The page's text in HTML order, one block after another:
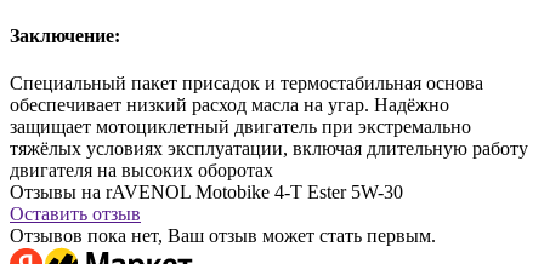
Заключение:
Специальный пакет присадок и термостабильная основа
обеспечивает низкий расход масла на угар. Надёжно
защищает мотоциклетный двигатель при экстремально
тяжёлых условиях эксплуатации, включая длительную работу
двигателя на высоких оборотах
Отзывы на rAVENOL Motobike 4-T Ester 5W-30
Оставить отзыв
Отзывов пока нет, Ваш отзыв может стать первым.